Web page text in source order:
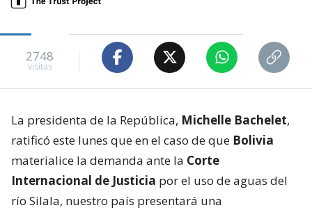
2748
visitas
La presidenta de la República, Michelle Bachelet,
ratificó este lunes que en el caso de que Bolivia
materialice la demanda ante la Corte
Internacional de Justicia por el uso de aguas del
río Silala, nuestro país presentará una